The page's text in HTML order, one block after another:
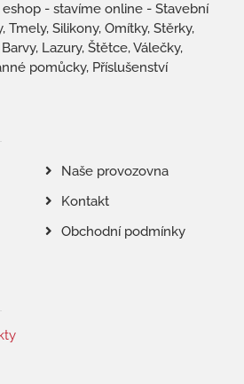
- stavíme online - Stavební
Tmely, Silikony, Omítky, Stěrky,
Lazury, Štětce, Válečky,
pomůcky, Příslušenství
Naše provozovna
Kontakt
Obchodní podmínky